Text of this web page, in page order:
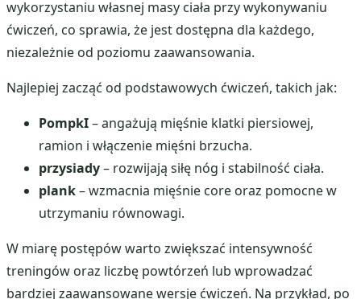
wykorzystaniu własnej masy ciała przy wykonywaniu
ćwiczeń, co sprawia, że jest dostępna dla każdego,
niezależnie od poziomu zaawansowania.
Najlepiej zacząć od podstawowych ćwiczeń, takich jak:
PompkI– angażują mięśnie klatki piersiowej,
ramion i włączenie mięśni brzucha.
przysiady– rozwijają siłę nóg i stabilność ciała.
plank– wzmacnia mięśnie core oraz pomocne w
utrzymaniu równowagi.
W miarę postępów warto zwiększać intensywność
treningów oraz liczbę powtórzeń lub wprowadzać
bardziej zaawansowane wersje ćwiczeń. Na przykład, po